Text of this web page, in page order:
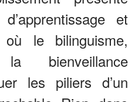
et
où le bilinguisme,
bienveillance
les piliers d’un